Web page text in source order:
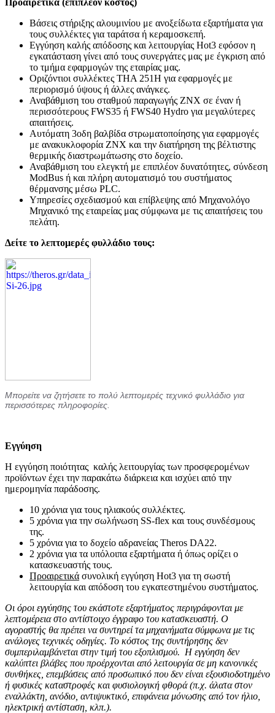
Βάσεις στήριξης αλουμινίου με ανοξείδωτα εξαρτήματα για
τους συλλέκτες για ταράτσα ή κεραμοσκεπή.
Εγγύηση καλής απόδοσης και λειτουργίας Hot3 εφόσον η
εγκατάσταση γίνει από τους συνεργάτες μας με έγκριση από
το τμήμα εφαρμογών της εταιρίας μας.
Οριζόντιοι συλλέκτες THA 251H για εφαρμογές με
περιορισμό ύψους ή άλλες ανάγκες.
Αναβάθμιση του σταθμού παραγωγής ΖΝΧ σε έναν ή
περισσότερους FWS35 ή FWS40 Hydro για μεγαλύτερες
απαιτήσεις.
Αυτόματη 3οδη βαλβίδα στρωματοποίησης για εφαρμογές
με ανακυκλοφορία ΖΝΧ και την διατήρηση της βέλτιστης
θερμικής διαστρωμάτωσης στο δοχείο.
Αναβάθμιση του ελεγκτή με επιπλέον δυνατότητες, σύνδεση
ModBus ή και πλήρη αυτοματισμό του συστήματος
θέρμανσης μέσω PLC.
Υπηρεσίες σχεδιασμού και επίβλεψης από Μηχανολόγο
Μηχανικό της εταιρείας μας σύμφωνα με τις απαιτήσεις του
πελάτη.
Δείτε το λεπτομερές φυλλάδιο τους:
Μπορείτε να ζητήσετε το πολύ λεπτομερές τεχνικό φυλλάδιο για
περισσότερες πληροφορίες.
Εγγύηση
Η εγγύηση ποιότητας καλής λειτουργίας των προσφερομένων
προϊόντων έχει την παρακάτω διάρκεια και ισχύει από την
ημερομηνία παράδοσης.
10 χρόνια για τους ηλιακούς συλλέκτες.
5 χρόνια για την σωλήνωση SS-flex και τους συνδέσμους
της.
5 χρόνια για το δοχείο αδρανείας Theros DA22.
2 χρόνια για τα υπόλοιπα εξαρτήματα ή όπως ορίζει ο
κατασκευαστής τους.
Προαιρετικά συνολική εγγύηση Hot3 για τη σωστή
λειτουργία και απόδοση του εγκατεστημένου συστήματος.
Οι όροι εγγύησης του εκάστοτε εξαρτήματος περιγράφονται με
λεπτομέρεια στο αντίστοιχο έγγραφο του κατασκευαστή. Ο
αγοραστής θα πρέπει να συντηρεί τα μηχανήματα σύμφωνα με τις
ανάλογες τεχνικές οδηγίες. Το κόστος της συντήρησης δεν
συμπεριλαμβάνεται στην τιμή του εξοπλισμού. Η εγγύηση δεν
καλύπτει βλάβες που προέρχονται από λειτουργία σε μη κανονικές
συνθήκες, επεμβάσεις από προσωπικό που δεν είναι εξουσιοδοτημένο
ή φυσικές καταστροφές και φυσιολογική φθορά (π.χ. άλατα στον
εναλλάκτη ανόδιο, αντιψυκτικό, επιφάνεια μόνωσης από τον ήλιο,
ηλεκτρική αντίσταση , κλπ.).